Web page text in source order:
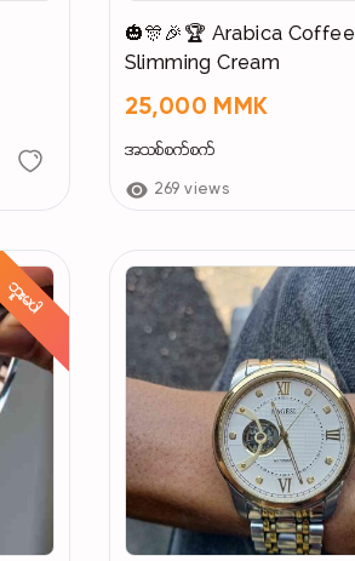
🎃🎊🎉🏆 Arabica Coffee
Slimming Cream
25,000 MMK
အသစ်စက်စက်
269 views
ဘူးမပါ